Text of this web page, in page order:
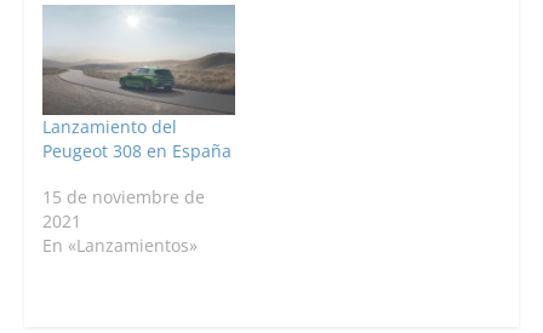
Lanzamiento del
Peugeot 308 en España
15 de noviembre de
2021
En «Lanzamientos»